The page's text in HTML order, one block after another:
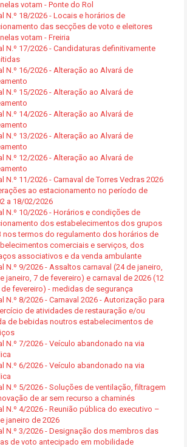
votam - Ponte do Rol
N.º 18/2026 - Locais e horários de
das secções de voto e eleitores
votam - Freiria
N.º 17/2026 - Candidaturas definitivamente
N.º 16/2026 - Alteração ao Alvará de
N.º 15/2026 - Alteração ao Alvará de
N.º 14/2026 - Alteração ao Alvará de
N.º 13/2026 - Alteração ao Alvará de
N.º 12/2026 - Alteração ao Alvará de
N.º 11/2026 - Carnaval de Torres Vedras 2026
ao estacionamento no período de
a 18/02/2026
N.º 10/2026 - Horários e condições de
dos estabelecimentos dos grupos
nos termos do regulamento dos horários de
comerciais e serviços, dos
associativos e da venda ambulante
N.º 9/2026 - Assaltos carnaval (24 de janeiro,
janeiro, 7 de fevereiro) e carnaval de 2026 (12
de fevereiro) - medidas de segurança
N.º 8/2026 - Carnaval 2026 - Autorização para
de atividades de restauração e/ou
de bebidas noutros estabelecimentos de
N.º 7/2026 - Veículo abandonado na via
N.º 6/2026 - Veículo abandonado na via
N.º 5/2026 - Soluções de ventilação, filtragem
de ar sem recurso a chaminés
N.º 4/2026 - Reunião pública do executivo –
janeiro de 2026
N.º 3/2026 - Designação dos membros das
de voto antecipado em mobilidade